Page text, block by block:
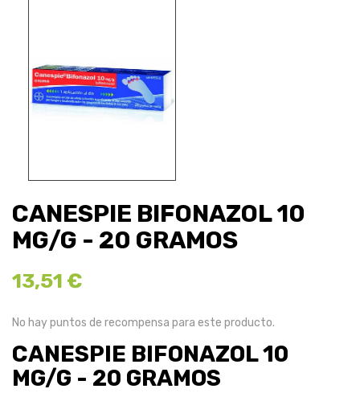
CANESPIE BIFONAZOL 10
MG/G - 20 GRAMOS
13,51 €
No hay puntos de recompensa para este producto.
CANESPIE BIFONAZOL 10
MG/G - 20 GRAMOS